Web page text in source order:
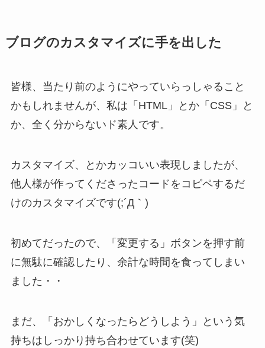
ブログのカスタマイズに手を出した
皆様、当たり前のようにやっていらっしゃること
かもしれませんが、私は「HTML」とか「CSS」と
か、全く分からないド素人です。
カスタマイズ、とかカッコいい表現しましたが、
他人様が作ってくださったコードをコピペするだ
けのカスタマイズです(;´Д｀)
初めてだったので、「変更する」ボタンを押す前
に無駄に確認したり、余計な時間を食ってしまい
ました・・
まだ、「おかしくなったらどうしよう」という気
持ちはしっかり持ち合わせています(笑)